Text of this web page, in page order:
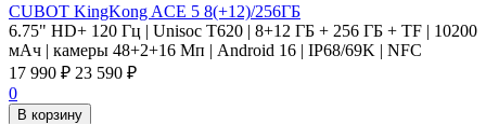
CUBOT KingKong ACE 5 8(+12)/256ГБ
6.75" HD+ 120 Гц | Unisoc T620 | 8+12 ГБ + 256 ГБ + TF | 10200
мАч | камеры 48+2+16 Мп | Android 16 | IP68/69K | NFC
17 990 ₽ 23 590 ₽
0
В корзину